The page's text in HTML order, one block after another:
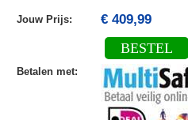
Jouw Prijs: € 409,99
BESTEL
Betalen met: